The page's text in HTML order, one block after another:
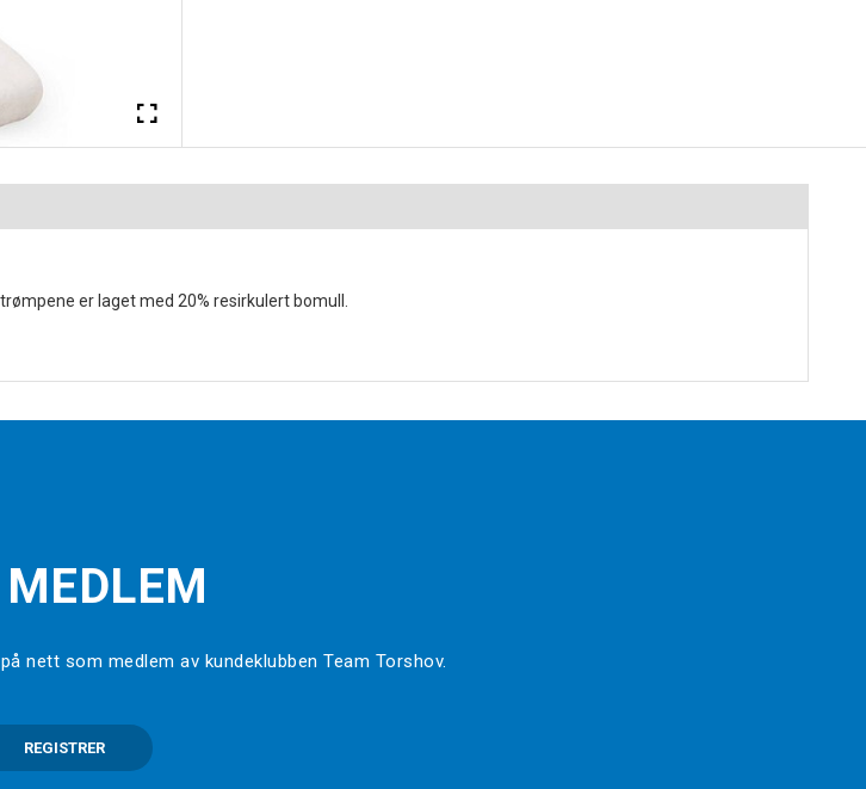
er laget med 20% resirkulert bomull.
nett som medlem av kundeklubben Team Torshov.
REGISTRER